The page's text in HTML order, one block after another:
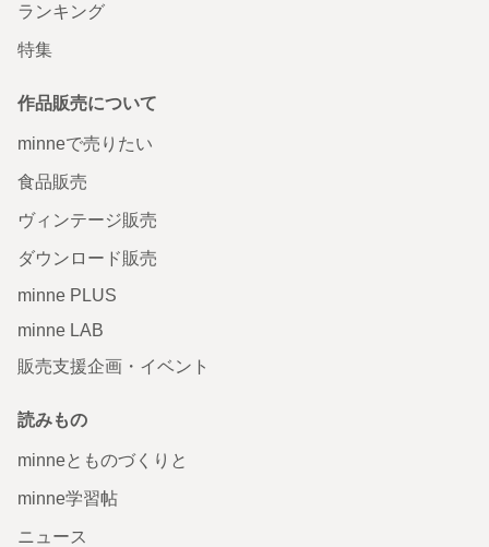
ランキング
特集
作品販売について
minneで売りたい
食品販売
ヴィンテージ販売
ダウンロード販売
minne PLUS
minne LAB
販売支援企画・イベント
読みもの
minneとものづくりと
minne学習帖
ニュース